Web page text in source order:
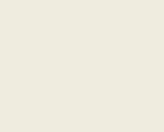
永久無料の映像授業「Try IT